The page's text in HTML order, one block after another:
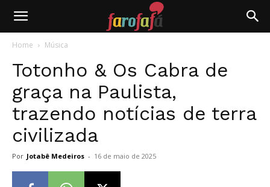
Farofafá
Home Música
Totonho & Os Cabra de
graça na Paulista,
trazendo notícias de terra
civilizada
Por Jotabê Medeiros - 16 de maio de 2025